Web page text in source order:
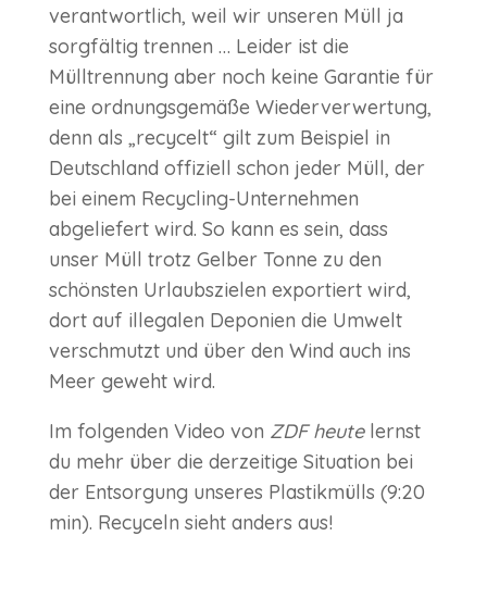
verantwortlich, weil wir unseren Müll ja
sorgfältig trennen … Leider ist die
Mülltrennung aber noch keine Garantie für
eine ordnungsgemäße Wiederverwertung,
denn als „recycelt“ gilt zum Beispiel in
Deutschland offiziell schon jeder Müll, der
bei einem Recycling-Unternehmen
abgeliefert wird. So kann es sein, dass
unser Müll trotz Gelber Tonne zu den
schönsten Urlaubszielen exportiert wird,
dort auf illegalen Deponien die Umwelt
verschmutzt und über den Wind auch ins
Meer geweht wird.
Im folgenden Video von ZDF heutelernst
du mehr über die derzeitige Situation bei
der Entsorgung unseres Plastikmülls (9:20
min). Recyceln sieht anders aus!